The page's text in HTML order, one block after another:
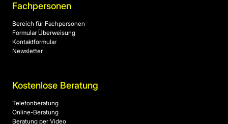
Fachpersonen
Bereich für Fachpersonen
Formular Überweisung
Kontaktformular
Newsletter
Kostenlose Beratung
Telefonberatung
Online-Beratung
Beratung per Video